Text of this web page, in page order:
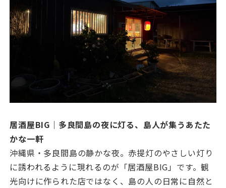
居酒屋BIG｜多良間島の夜に灯る、島人が集うあたた
かな一軒
沖縄県・多良間島の静かな夜。赤提灯のやさしい灯り
に誘われるように現れるのが「居酒屋BIG」です。観
光向けに作られた店ではなく、島の人の日常に自然と